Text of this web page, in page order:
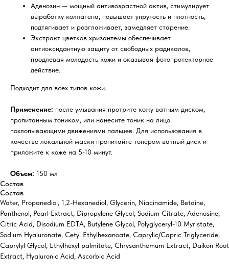
Аденозин — мощный антивозрастной актив, стимулирует
выработку коллагена, повышает упругость и плотность,
подтягивает и разглаживает, замедляет старение.
Экстракт цветков хризантемы обеспечивает
антиоксидантную защиту от свободных радикалов,
продлевая молодость кожи и оказывая фотопротекторное
действие.
Подходит для всех типов кожи.
Применение: после умывания протрите кожу ватным диском,
пропитанным тоником, или нанесите тоник на лицо
похлопывающими движениями пальцев. Для использования в
качестве локальной маски пропитайте тонером ватный диск и
приложите к коже на 5-10 минут.
Объем: 150 мл
Состав
Состав
Water, Propanediol, 1,2-Hexanediol, Glycerin, Niacinamide, Betaine,
Panthenol, Pearl Extract, Dipropylene Glycol, Sodium Citrate, Adenosine,
Citric Acid, Disodium EDTA, Butylene Glycol, Polyglyceryl-10 Myristate,
Sodium Hyaluronate, Cetyl Ethylhexanoate, Caprylic/Capric Triglyceride,
Caprylyl Glycol, Ethylhexyl palmitate, Chrysanthemum Extract, Daikon Root
Extract, Hyaluronic Acid, Ascorbic Acid